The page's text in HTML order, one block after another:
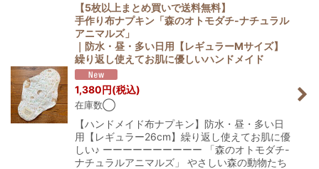
【5枚以上まとめ買いで送料無料】
手作り布ナプキン「森のオトモダチ-ナチュラル
アニマルズ」
｜防水・昼・多い日用【レギュラーMサイズ】
繰り返し使えてお肌に優しいハンドメイド
1,380円(税込)
在庫数◯
【ハンドメイド布ナプキン】防水・昼・多い日
用【レギュラー26cm】繰り返し使えてお肌に優
しい♪ ーーーーーーーーーー 「森のオトモダチ-
ナチュラルアニマルズ」 やさしい森の動物たち